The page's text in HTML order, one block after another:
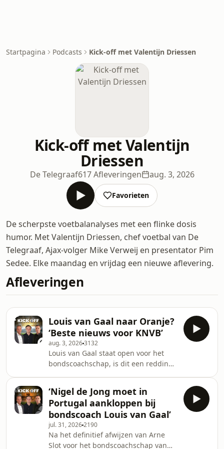
Startpagina Podcasts Kick-off met Valentijn Driessen
Kick-off met Valentijn
Driessen
De Telegraaf617 Afleveringen aug. 3, 2026
Favorieten
De scherpste voetbalanalyses met een flinke dosis
humor. Met Valentijn Driessen, chef voetbal van De
Telegraaf, Ajax-volger Mike Verweij en presentator Pim
Sedee. Elke maandag en vrijdag een nieuwe aflevering.
Afleveringen
Louis van Gaal naar Oranje?
‘Beste nieuws voor KNVB’
aug. 3, 20263132
Louis van Gaal staat open voor het
bondscoachschap, is dit een redding
Kooijman en Hein Keijser in een
nieuwe aflevering van de
voetbalpodcast Kick-off. Ook
bespreken ze hoe deze keuze de
mogelijke route voor Peter Bosz kan
‘Nigel de Jong moet in
Portugal aankloppen bij
bondscoach Louis van Gaal’
jul. 31, 20262190
Na het definitief afwijzen van Arne
Slot voor het bondscoachschap van